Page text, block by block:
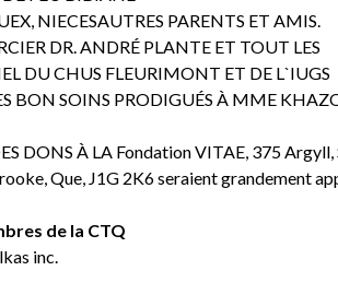
NIECESAUTRES PARENTS ET AMIS.
DR. ANDRÉ PLANTE ET TOUT LES
DU CHUS FLEURIMONT ET DE L`IUGS
BON SOINS PRODIGUÉS À MME
DONS À LA Fondation VITAE, 375
Que, J1G 2K6 seraient grandement
de la CTQ
inc.